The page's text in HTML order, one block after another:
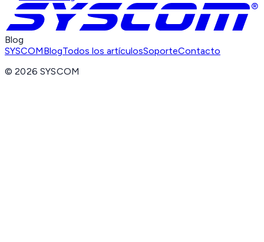
Blog
SYSCOMBlogTodos los artículosSoporteContacto
©2026 SYSCOM